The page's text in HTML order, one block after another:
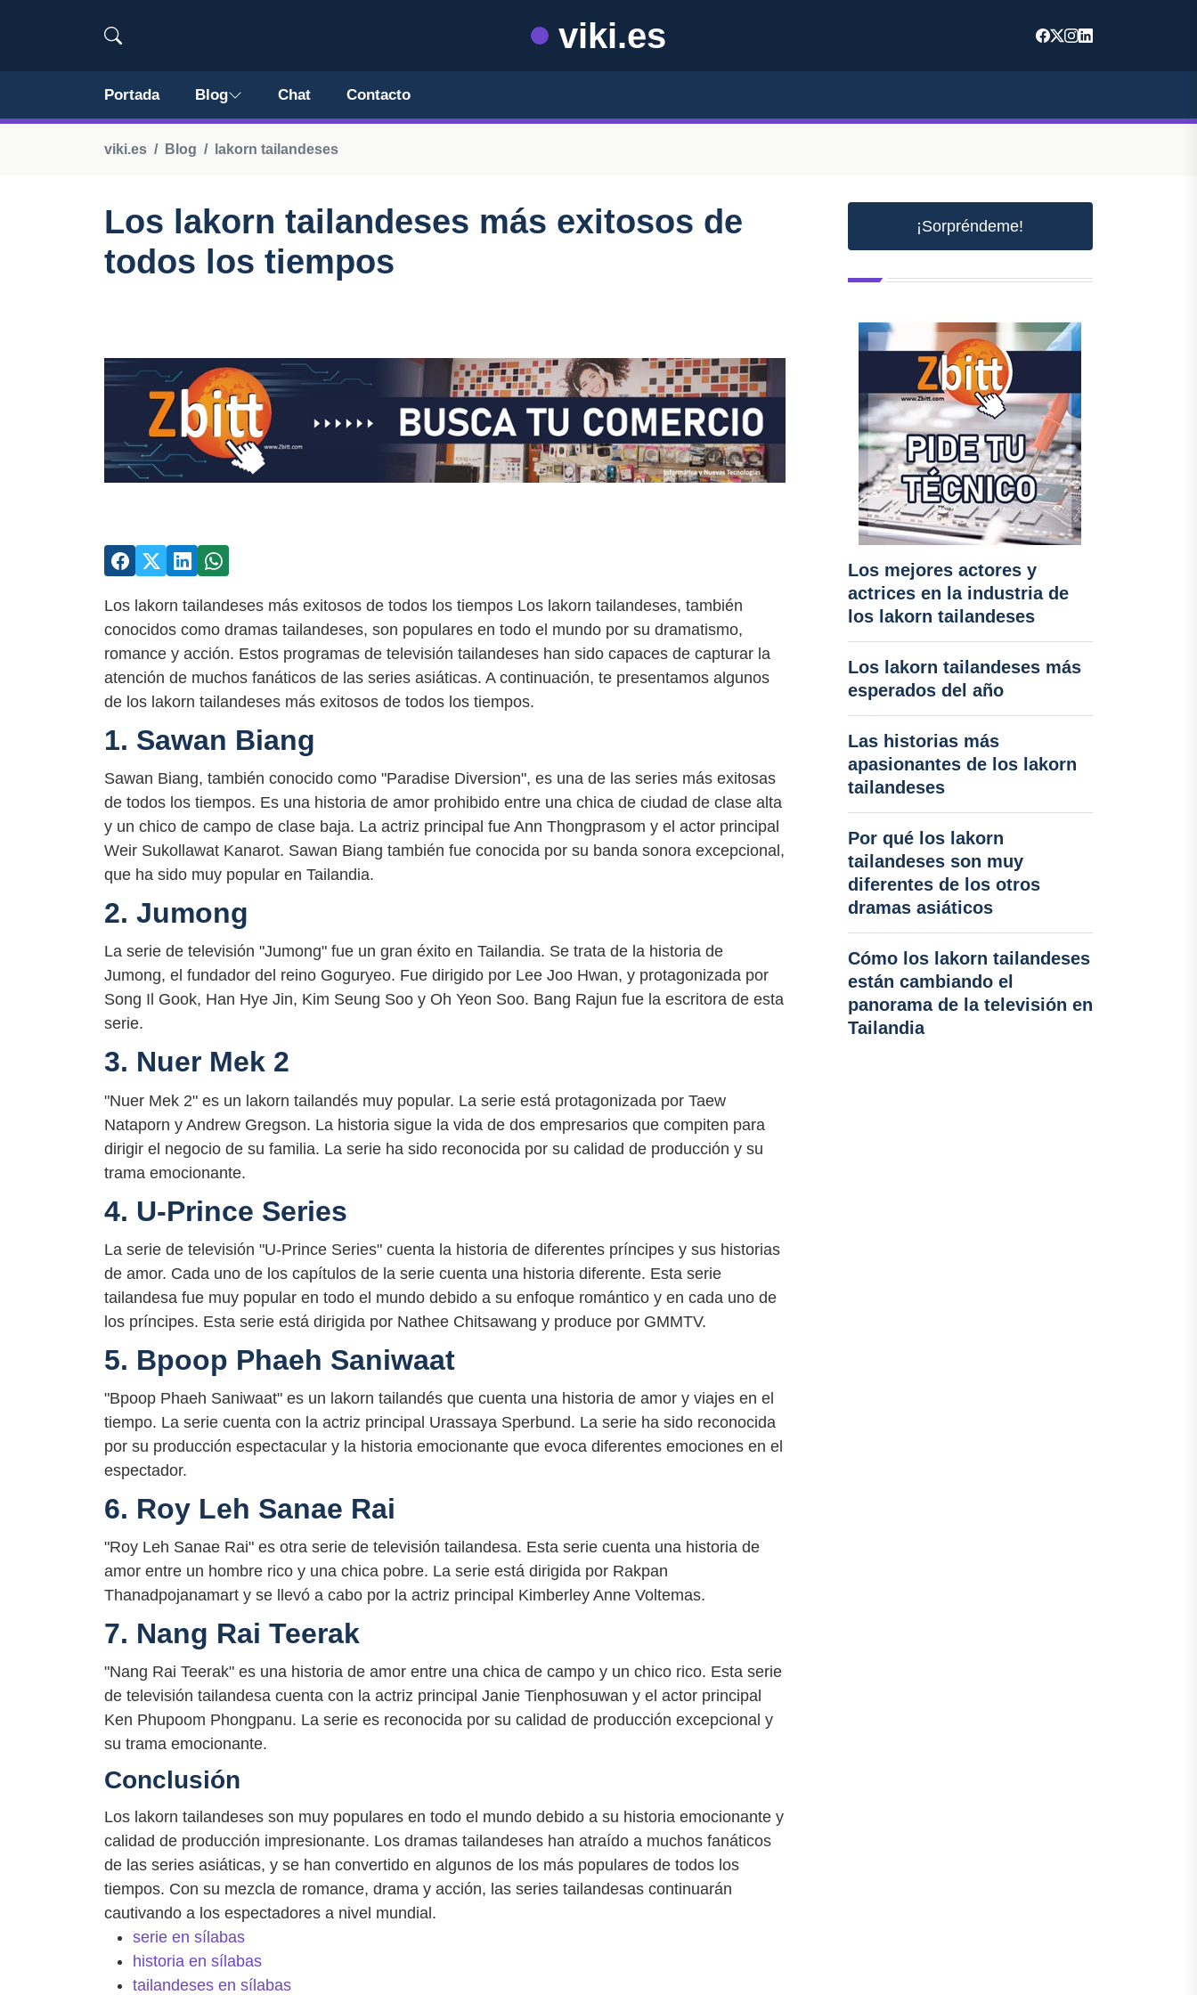
viki.es
Portada Blog Chat Contacto
viki.es Blog lakorn tailandeses
Los lakorn tailandeses más exitosos de
todos los tiempos
Los lakorn tailandeses más exitosos de todos los tiempos Los lakorn tailandeses, también
conocidos como dramas tailandeses, son populares en todo el mundo por su dramatismo,
romance y acción. Estos programas de televisión tailandeses han sido capaces de capturar la
atención de muchos fanáticos de las series asiáticas. A continuación, te presentamos algunos
de los lakorn tailandeses más exitosos de todos los tiempos.
1. Sawan Biang
Sawan Biang, también conocido como "Paradise Diversion", es una de las series más exitosas
de todos los tiempos. Es una historia de amor prohibido entre una chica de ciudad de clase alta
y un chico de campo de clase baja. La actriz principal fue Ann Thongprasom y el actor principal
Weir Sukollawat Kanarot. Sawan Biang también fue conocida por su banda sonora excepcional,
que ha sido muy popular en Tailandia.
2. Jumong
La serie de televisión "Jumong" fue un gran éxito en Tailandia. Se trata de la historia de
Jumong, el fundador del reino Goguryeo. Fue dirigido por Lee Joo Hwan, y protagonizada por
Song Il Gook, Han Hye Jin, Kim Seung Soo y Oh Yeon Soo. Bang Rajun fue la escritora de esta
serie.
3. Nuer Mek 2
"Nuer Mek 2" es un lakorn tailandés muy popular. La serie está protagonizada por Taew
Nataporn y Andrew Gregson. La historia sigue la vida de dos empresarios que compiten para
dirigir el negocio de su familia. La serie ha sido reconocida por su calidad de producción y su
trama emocionante.
4. U-Prince Series
La serie de televisión "U-Prince Series" cuenta la historia de diferentes príncipes y sus historias
de amor. Cada uno de los capítulos de la serie cuenta una historia diferente. Esta serie
tailandesa fue muy popular en todo el mundo debido a su enfoque romántico y en cada uno de
los príncipes. Esta serie está dirigida por Nathee Chitsawang y produce por GMMTV.
5. Bpoop Phaeh Saniwaat
"Bpoop Phaeh Saniwaat" es un lakorn tailandés que cuenta una historia de amor y viajes en el
tiempo. La serie cuenta con la actriz principal Urassaya Sperbund. La serie ha sido reconocida
por su producción espectacular y la historia emocionante que evoca diferentes emociones en el
espectador.
6. Roy Leh Sanae Rai
"Roy Leh Sanae Rai" es otra serie de televisión tailandesa. Esta serie cuenta una historia de
amor entre un hombre rico y una chica pobre. La serie está dirigida por Rakpan
Thanadpojanamart y se llevó a cabo por la actriz principal Kimberley Anne Voltemas.
7. Nang Rai Teerak
"Nang Rai Teerak" es una historia de amor entre una chica de campo y un chico rico. Esta serie
de televisión tailandesa cuenta con la actriz principal Janie Tienphosuwan y el actor principal
Ken Phupoom Phongpanu. La serie es reconocida por su calidad de producción excepcional y
su trama emocionante.
Conclusión
Los lakorn tailandeses son muy populares en todo el mundo debido a su historia emocionante y
calidad de producción impresionante. Los dramas tailandeses han atraído a muchos fanáticos
de las series asiáticas, y se han convertido en algunos de los más populares de todos los
tiempos. Con su mezcla de romance, drama y acción, las series tailandesas continuarán
cautivando a los espectadores a nivel mundial.
serie en sílabas
historia en sílabas
tailandeses en sílabas
¡Sorpréndeme!
Los mejores actores y
actrices en la industria de
los lakorn tailandeses
Los lakorn tailandeses más
esperados del año
Las historias más
apasionantes de los lakorn
tailandeses
Por qué los lakorn
tailandeses son muy
diferentes de los otros
dramas asiáticos
Cómo los lakorn tailandeses
están cambiando el
panorama de la televisión en
Tailandia